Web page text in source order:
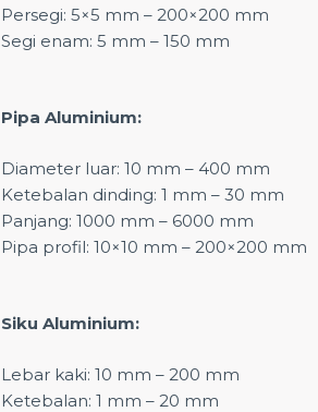
Persegi: 5×5 mm – 200×200 mm
Segi enam: 5 mm – 150 mm
Pipa Aluminium:
Diameter luar: 10 mm – 400 mm
Ketebalan dinding: 1 mm – 30 mm
Panjang: 1000 mm – 6000 mm
Pipa profil: 10×10 mm – 200×200 mm
Siku Aluminium:
Lebar kaki: 10 mm – 200 mm
Ketebalan: 1 mm – 20 mm